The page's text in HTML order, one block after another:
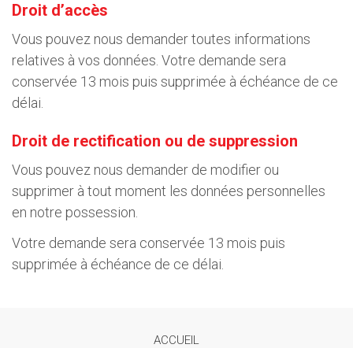
Droit d’accès
Vous pouvez nous demander toutes informations
relatives à vos données. Votre demande sera
conservée 13 mois puis supprimée à échéance de ce
délai.
Droit de rectification ou de suppression
Vous pouvez nous demander de modifier ou
supprimer à tout moment les données personnelles
en notre possession.
Votre demande sera conservée 13 mois puis
supprimée à échéance de ce délai.
ACCUEIL